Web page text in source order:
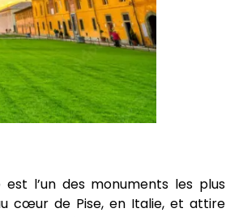
l’un des monuments les plus
cœur de Pise, en Italie, et attire